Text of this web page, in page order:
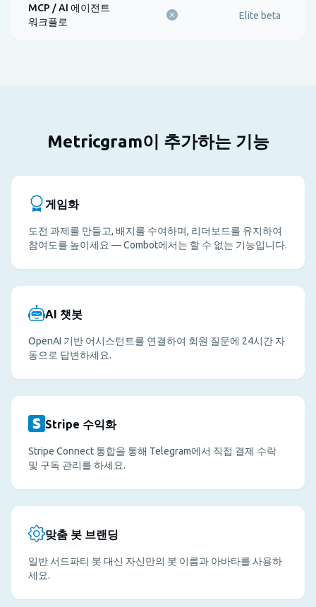
MCP / AI 에이전트
워크플로
Elite beta
Metricgram이 추가하는 기능
게임화
도전 과제를 만들고, 배지를 수여하며, 리더보드를 유지하여
참여도를 높이세요 — Combot에서는 할 수 없는 기능입니다.
AI 챗봇
OpenAI 기반 어시스턴트를 연결하여 회원 질문에 24시간 자
동으로 답변하세요.
Stripe 수익화
Stripe Connect 통합을 통해 Telegram에서 직접 결제 수락
및 구독 관리를 하세요.
맞춤 봇 브랜딩
일반 서드파티 봇 대신 자신만의 봇 이름과 아바타를 사용하
세요.